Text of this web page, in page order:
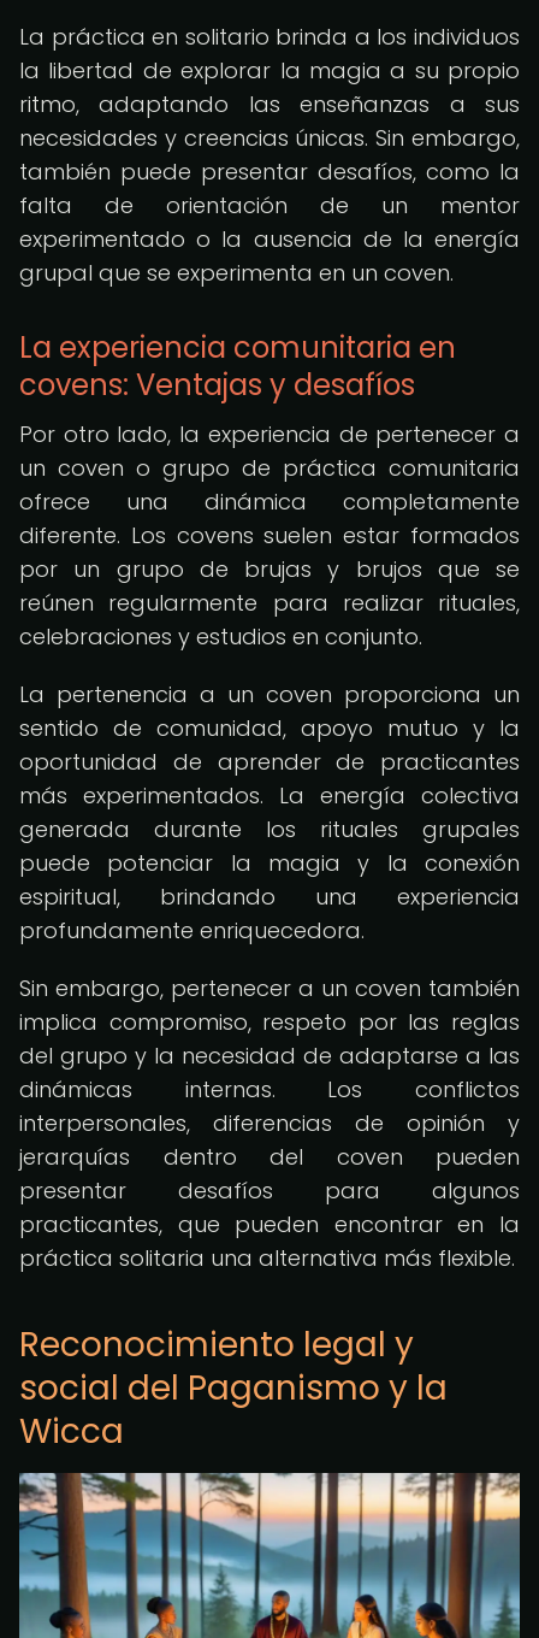
La práctica en solitario brinda a los individuos
la libertad de explorar la magia a su propio
ritmo, adaptando las enseñanzas a sus
necesidades y creencias únicas. Sin embargo,
también puede presentar desafíos, como la
falta de orientación de un mentor
experimentado o la ausencia de la energía
grupal que se experimenta en un coven.
La experiencia comunitaria en
covens: Ventajas y desafíos
Por otro lado, la experiencia de pertenecer a
un coven o grupo de práctica comunitaria
ofrece una dinámica completamente
diferente. Los covens suelen estar formados
por un grupo de brujas y brujos que se
reúnen regularmente para realizar rituales,
celebraciones y estudios en conjunto.
La pertenencia a un coven proporciona un
sentido de comunidad, apoyo mutuo y la
oportunidad de aprender de practicantes
más experimentados. La energía colectiva
generada durante los rituales grupales
puede potenciar la magia y la conexión
espiritual, brindando una experiencia
profundamente enriquecedora.
Sin embargo, pertenecer a un coven también
implica compromiso, respeto por las reglas
del grupo y la necesidad de adaptarse a las
dinámicas internas. Los conflictos
interpersonales, diferencias de opinión y
jerarquías dentro del coven pueden
presentar desafíos para algunos
practicantes, que pueden encontrar en la
práctica solitaria una alternativa más flexible.
Reconocimiento legal y
social del Paganismo y la
Wicca